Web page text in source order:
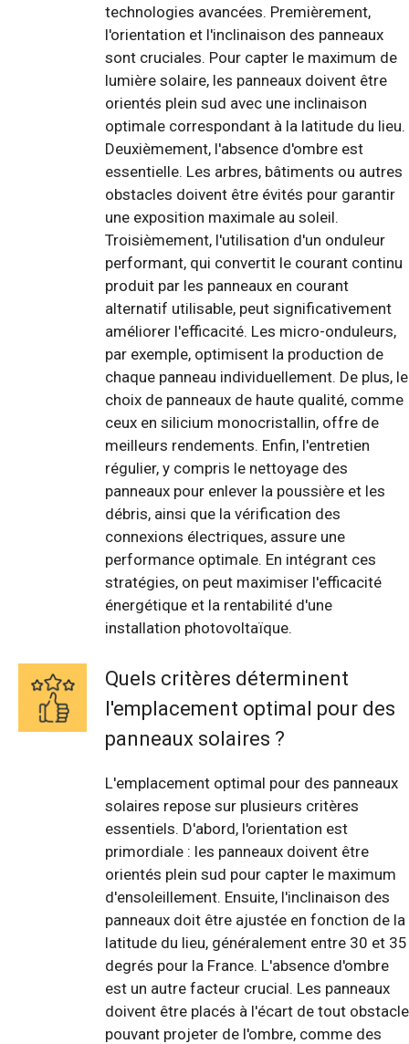
technologies avancées. Premièrement,
l'orientation et l'inclinaison des panneaux
sont cruciales. Pour capter le maximum de
lumière solaire, les panneaux doivent être
orientés plein sud avec une inclinaison
optimale correspondant à la latitude du lieu.
Deuxièmement, l'absence d'ombre est
essentielle. Les arbres, bâtiments ou autres
obstacles doivent être évités pour garantir
une exposition maximale au soleil.
Troisièmement, l'utilisation d'un onduleur
performant, qui convertit le courant continu
produit par les panneaux en courant
alternatif utilisable, peut significativement
améliorer l'efficacité. Les micro-onduleurs,
par exemple, optimisent la production de
chaque panneau individuellement. De plus, le
choix de panneaux de haute qualité, comme
ceux en silicium monocristallin, offre de
meilleurs rendements. Enfin, l'entretien
régulier, y compris le nettoyage des
panneaux pour enlever la poussière et les
débris, ainsi que la vérification des
connexions électriques, assure une
performance optimale. En intégrant ces
stratégies, on peut maximiser l'efficacité
énergétique et la rentabilité d'une
installation photovoltaïque.
Quels critères déterminent
l'emplacement optimal pour des
panneaux solaires ?
L'emplacement optimal pour des panneaux
solaires repose sur plusieurs critères
essentiels. D'abord, l'orientation est
primordiale : les panneaux doivent être
orientés plein sud pour capter le maximum
d'ensoleillement. Ensuite, l'inclinaison des
panneaux doit être ajustée en fonction de la
latitude du lieu, généralement entre 30 et 35
degrés pour la France. L'absence d'ombre
est un autre facteur crucial. Les panneaux
doivent être placés à l'écart de tout obstacle
pouvant projeter de l'ombre, comme des